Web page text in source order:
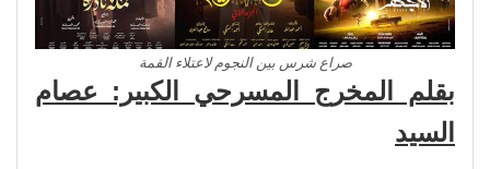
صراع شرس بين النجوم لاعتلاء القمة
بقلم المخرج المسرحي الكبير: عصام
السيد